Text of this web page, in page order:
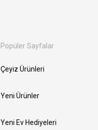
Popüler Sayfalar
Çeyiz Ürünleri
Yeni Ürünler
Yeni Ev Hediyeleri